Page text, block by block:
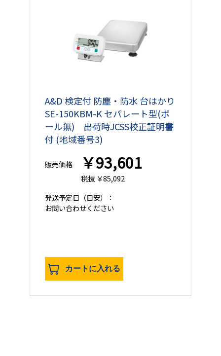
A&D 検定付 防塵・防水 台はかり
SE-150KBM-K セパレート型(ポ
ール無) 出荷時JCSS校正証明書
付 (地域番号3)
販売価格 ￥93,601
税抜 ￥85,092
発送予定日 （目安）：
お問い合わせください
カートに入れる